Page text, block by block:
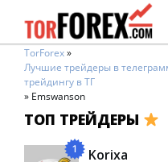
TorForex»
Лучшие трейдеры в
трейдингу в ТГ
» Emswanson
ТОП ТРЕЙДЕРЫ
1 Korixa